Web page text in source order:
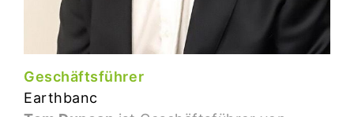
Geschäftsführer
Earthbanc